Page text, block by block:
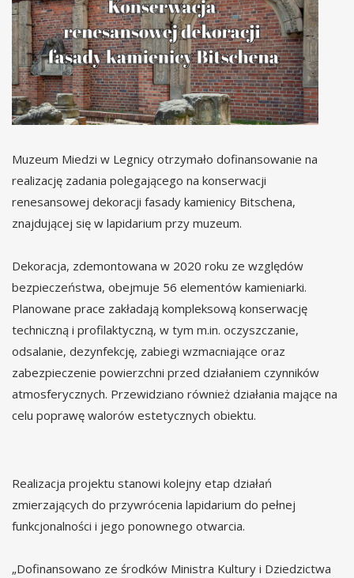
Muzeum Miedzi w Legnicy otrzymało dofinansowanie na
realizację zadania polegającego na konserwacji
renesansowej dekoracji fasady kamienicy Bitschena,
znajdującej się w lapidarium przy muzeum.
Dekoracja, zdemontowana w 2020 roku ze względów
bezpieczeństwa, obejmuje 56 elementów kamieniarki.
Planowane prace zakładają kompleksową konserwację
techniczną i profilaktyczną, w tym m.in. oczyszczanie,
odsalanie, dezynfekcję, zabiegi wzmacniające oraz
zabezpieczenie powierzchni przed działaniem czynników
atmosferycznych. Przewidziano również działania mające na
celu poprawę walorów estetycznych obiektu.
Realizacja projektu stanowi kolejny etap działań
zmierzających do przywrócenia lapidarium do pełnej
funkcjonalności i jego ponownego otwarcia.
„Dofinansowano ze środków Ministra Kultury i Dziedzictwa